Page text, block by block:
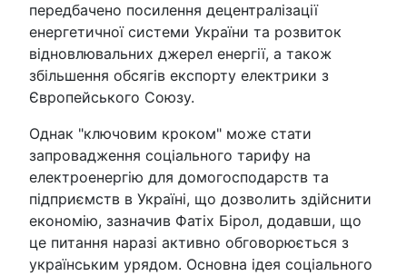
передбачено посилення децентралізації
енергетичної системи України та розвиток
відновлювальних джерел енергії, а також
збільшення обсягів експорту електрики з
Європейського Союзу.
Однак "ключовим кроком" може стати
запровадження соціального тарифу на
електроенергію для домогосподарств та
підприємств в Україні, що дозволить здійснити
економію, зазначив Фатіх Бірол, додавши, що
це питання наразі активно обговорюється з
українським урядом. Основна ідея соціального